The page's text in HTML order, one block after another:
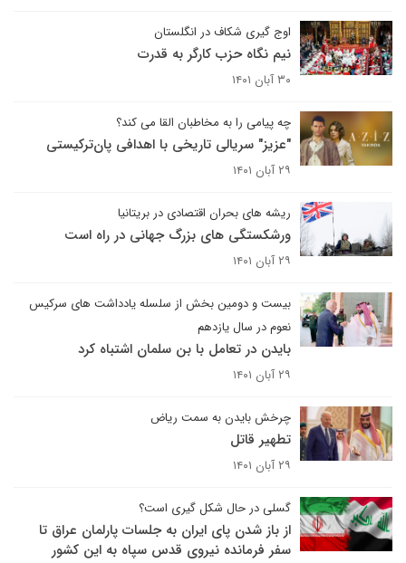
اوج گیری شکاف در انگلستان
نیم نگاه حزب کارگر به قدرت
۳۰ آبان ۱۴۰۱
چه پیامی را به مخاطبان القا می کند؟
"عزیز" سریالی تاریخی با اهدافی پان‌ترکیستی
۲۹ آبان ۱۴۰۱
ریشه های بحران اقتصادی در بریتانیا
ورشکستگی های بزرگ جهانی در راه است
۲۹ آبان ۱۴۰۱
بیست و دومین بخش از سلسله یادداشت های سرکیس
نعوم در سال یازدهم
بایدن در تعامل با بن سلمان اشتباه کرد
۲۹ آبان ۱۴۰۱
چرخش بایدن به سمت ریاض
تطهیر قاتل
۲۹ آبان ۱۴۰۱
گسلی در حال شکل گیری است؟
از باز شدن پای ایران به جلسات پارلمان عراق تا
سفر فرمانده نیروی قدس سپاه به این کشور